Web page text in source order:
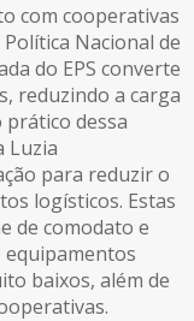
com cooperativas
Nacional de
do EPS converte
reduzindo a carga
dessa
Luzia
para reduzir o
logísticos. Estas
de comodato e
baixos, além de